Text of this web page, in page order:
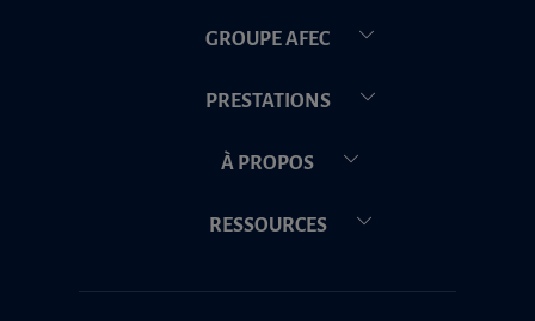
GROUPE AFEC
PRESTATIONS
À PROPOS
RESSOURCES